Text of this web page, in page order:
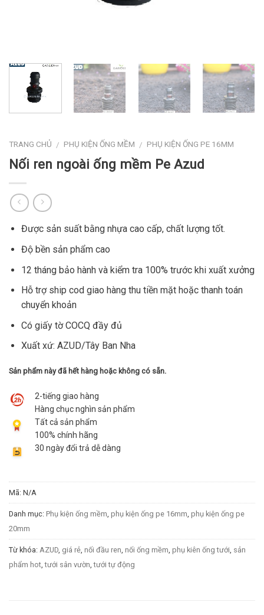
TRANG CHỦ / PHỤ KIỆN ỐNG MỀM / PHỤ KIỆN ỐNG PE 16MM
Nối ren ngoài ống mềm Pe Azud
Được sản suất bằng nhựa cao cấp, chất lượng tốt.
Độ bền sản phẩm cao
12 tháng bảo hành và kiểm tra 100% trước khi xuất xưởng
Hỗ trợ ship cod giao hàng thu tiền mặt hoặc thanh toán
chuyển khoản
Có giấy tờ COCQ đầy đủ
Xuất xứ: AZUD/Tây Ban Nha
Sản phẩm này đã hết hàng hoặc không có sẵn.
2-tiếng giao hàng
Hàng chục nghìn sản phẩm
Tất cả sản phẩm
100% chính hãng
30 ngày đổi trả dễ dàng
Mã: N/A
Danh mục: Phụ kiện ống mềm, phụ kiện ống pe 16mm, phụ kiện ống pe
20mm
Từ khóa: AZUD, giá rẻ, nối đầu ren, nối ống mềm, phụ kiên ống tưới, sản
phẩm hot,tưới sân vườn,tưới tự động